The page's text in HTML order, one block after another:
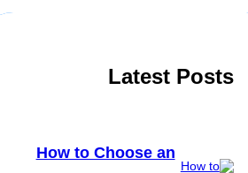
Latest Posts
How to Choose an